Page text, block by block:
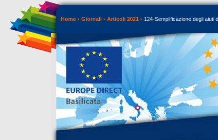
Home Giornali Articoli 2021 124-Semplificazione degli aiuti